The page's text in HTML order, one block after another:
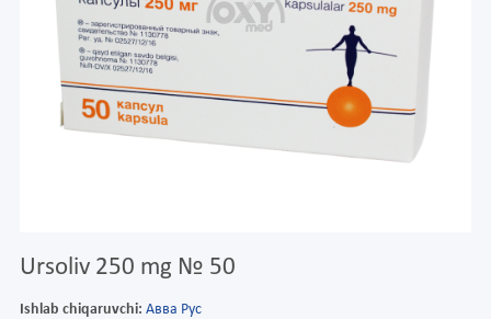
Ursoliv 250 mg № 50
Ishlab chiqaruvchi: Авва Рус